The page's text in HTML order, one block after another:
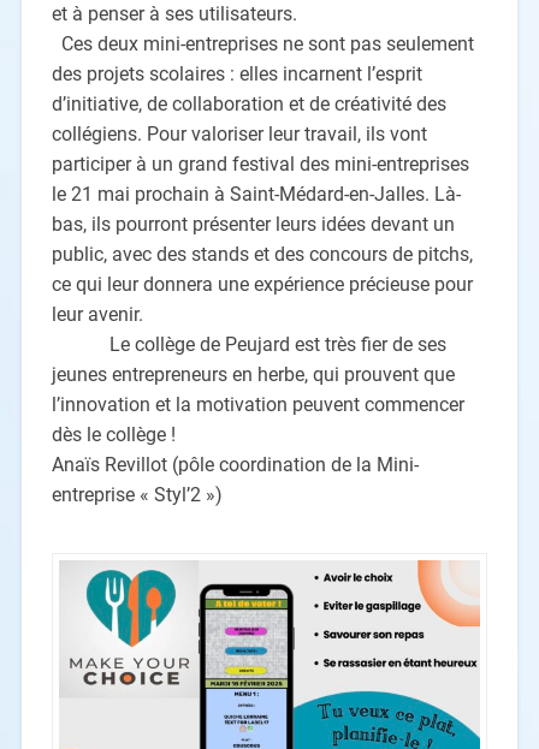
et à penser à ses utilisateurs.
Ces deux mini-entreprises ne sont pas seulement
des projets scolaires : elles incarnent l’esprit
d’initiative, de collaboration et de créativité des
collégiens. Pour valoriser leur travail, ils vont
participer à un grand festival des mini-entreprises
le 21 mai prochain à Saint-Médard-en-Jalles. Là-
bas, ils pourront présenter leurs idées devant un
public, avec des stands et des concours de pitchs,
ce qui leur donnera une expérience précieuse pour
leur avenir.
Le collège de Peujard est très fier de ses
jeunes entrepreneurs en herbe, qui prouvent que
l’innovation et la motivation peuvent commencer
dès le collège !
Anaïs Revillot (pôle coordination de la Mini-
entreprise « Styl’2 »)